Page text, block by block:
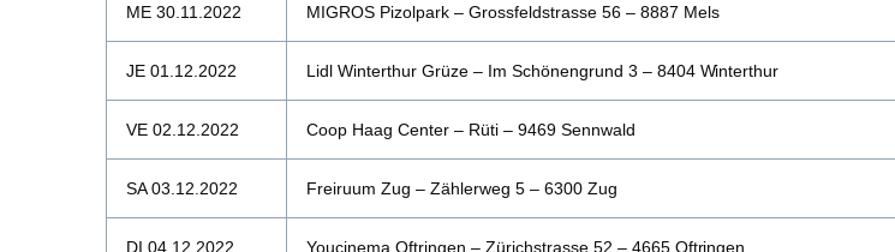
ME 30.11.2022 MIGROS Pizolpark – Grossfeldstrasse 56 – 8887 Mels
JE 01.12.2022 Lidl Winterthur Grüze – Im Schönengrund 3 – 8404 Winterthur
VE 02.12.2022 Coop Haag Center – Rüti – 9469 Sennwald
SA 03.12.2022 Freiruum Zug – Zählerweg 5 – 6300 Zug
DI 04.12.2022 Youcinema Oftringen – Zürichstrasse 52 – 4665 Oftringen